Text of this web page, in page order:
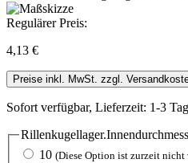
Regulärer Preis:
4,13 €
Preise inkl. MwSt. zzgl.
Sofort verfügbar, Lieferzeit: 1-3
10 (Diese Option ist zurzeit nicht